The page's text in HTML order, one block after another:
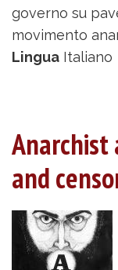
governo su
movimento
Lingua Italiano
Anarchist
and